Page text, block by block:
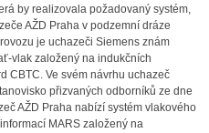
by realizovala požadovaný systém,
AŽD Praha v podzemní dráze
je uchazeči Siemens znám
vlak založený na indukčních
CBTC. Ve svém návrhu uchazeč
přizvaných odborníků ze dne
AŽD Praha nabízí systém vlakového
MARS založený na